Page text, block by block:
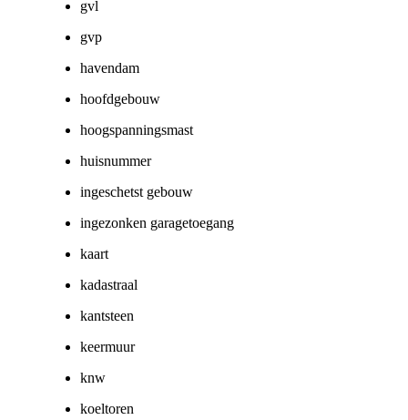
gvl
gvp
havendam
hoofdgebouw
hoogspanningsmast
huisnummer
ingeschetst gebouw
ingezonken garagetoegang
kaart
kadastraal
kantsteen
keermuur
knw
koeltoren